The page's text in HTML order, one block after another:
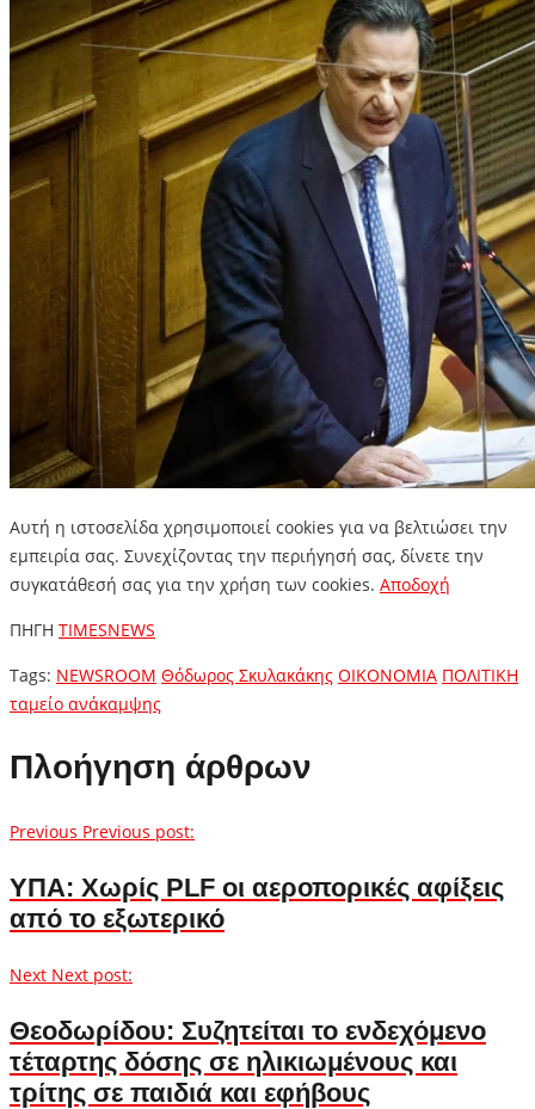
Αυτή η ιστοσελίδα χρησιμοποιεί cookies για να βελτιώσει την
εμπειρία σας. Συνεχίζοντας την περιήγησή σας, δίνετε την
συγκατάθεσή σας για την χρήση των cookies. Aποδοχή
ΠΗΓΗ TIMESNEWS
Tags: NEWSROOM Θόδωρος Σκυλακάκης ΟΙΚΟΝΟΜΙΑ ΠΟΛΙΤΙΚΗ
ταμείο ανάκαμψης
Πλοήγηση άρθρων
Previous Previous post:
ΥΠΑ: Χωρίς PLF οι αεροπορικές αφίξεις
από το εξωτερικό
Next Next post:
Θεοδωρίδου: Συζητείται το ενδεχόμενο
τέταρτης δόσης σε ηλικιωμένους και
τρίτης σε παιδιά και εφήβους